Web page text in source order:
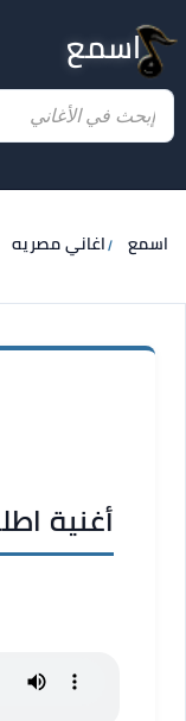
اسمع
اسمع اغاني مصريه
أغنية